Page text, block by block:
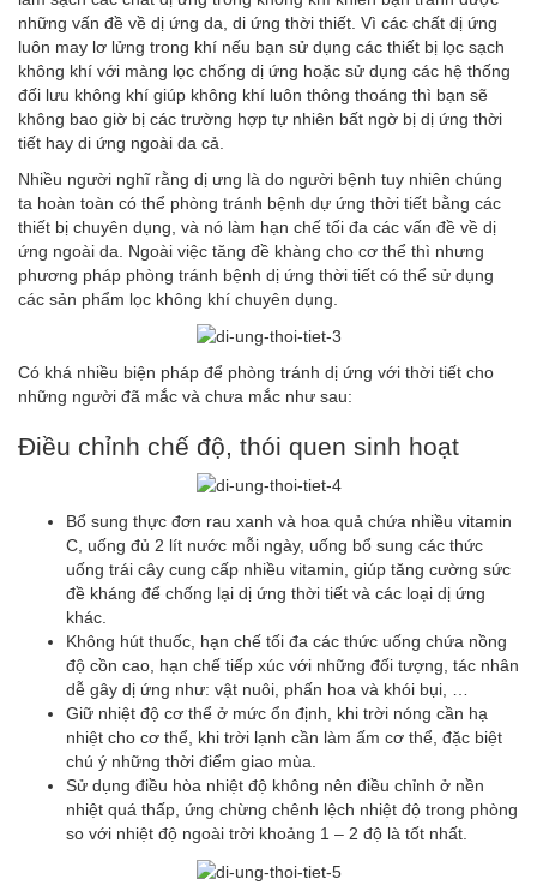
những vấn đề về dị ứng da, di ứng thời thiết. Vì các chất dị ứng
luôn may lơ lửng trong khí nếu bạn sử dụng các thiết bị lọc sạch
không khí với màng lọc chống dị ứng hoặc sử dụng các hệ thống
đối lưu không khí giúp không khí luôn thông thoáng thì bạn sẽ
không bao giờ bị các trường hợp tự nhiên bất ngờ bị dị ứng thời
tiết hay di ứng ngoài da cả.
Nhiều người nghĩ rằng dị ưng là do người bệnh tuy nhiên chúng
ta hoàn toàn có thể phòng tránh bệnh dự ứng thời tiết bằng các
thiết bị chuyên dụng, và nó làm hạn chế tối đa các vấn đề về dị
ứng ngoài da. Ngoài việc tăng đề khàng cho cơ thể thì nhưng
phương pháp phòng tránh bệnh dị ứng thời tiết có thể sử dụng
các sản phẩm lọc không khí chuyên dụng.
Có khá nhiều biện pháp để phòng tránh dị ứng với thời tiết cho
những người đã mắc và chưa mắc như sau:
Điều chỉnh chế độ, thói quen sinh hoạt
Bổ sung thực đơn rau xanh và hoa quả chứa nhiều vitamin
C, uống đủ 2 lít nước mỗi ngày, uống bổ sung các thức
uống trái cây cung cấp nhiều vitamin, giúp tăng cường sức
đề kháng để chống lại dị ứng thời tiết và các loại dị ứng
khác.
Không hút thuốc, hạn chế tối đa các thức uống chứa nồng
độ cồn cao, hạn chế tiếp xúc với những đối tượng, tác nhân
dễ gây dị ứng như: vật nuôi, phấn hoa và khói bụi, …
Giữ nhiệt độ cơ thể ở mức ổn định, khi trời nóng cần hạ
nhiệt cho cơ thể, khi trời lạnh cần làm ấm cơ thể, đặc biệt
chú ý những thời điểm giao mùa.
Sử dụng điều hòa nhiệt độ không nên điều chỉnh ở nền
nhiệt quá thấp, ứng chừng chênh lệch nhiệt độ trong phòng
so với nhiệt độ ngoài trời khoảng 1 – 2 độ là tốt nhất.